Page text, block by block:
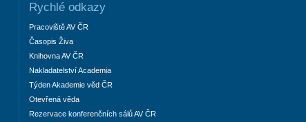
Rychlé odkazy
Pracoviště AV ČR
Časopis Živa
Knihovna AV ČR
Nakladatelství Academia
Týden Akademie věd ČR
Otevřená věda
Rezervace konferenčních sálů AV ČR